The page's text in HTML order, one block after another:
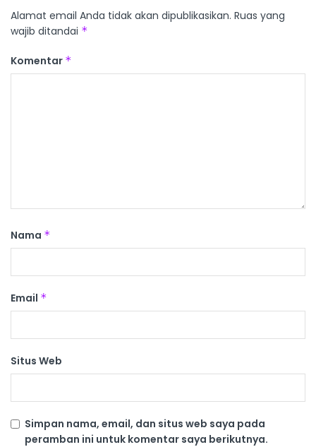
Alamat email Anda tidak akan dipublikasikan. Ruas yang
wajib ditandai *
Komentar *
Nama *
Email *
Situs Web
Simpan nama, email, dan situs web saya pada
peramban ini untuk komentar saya berikutnya.